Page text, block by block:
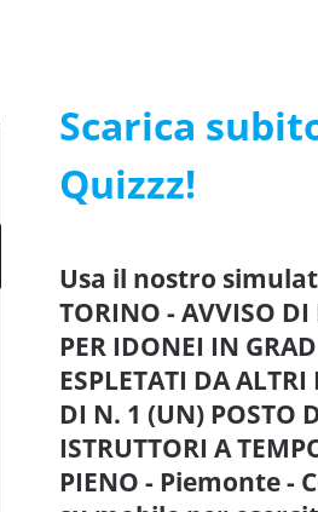
Scarica
Quizzz!
Usa il nostro
TORINO - AVVISO DI
PER IDONEI IN
ESPLETATI DA
DI N. 1 (UN) POSTO
ISTRUTTORI A
PIENO - Piemonte -